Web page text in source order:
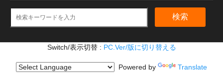
検索
Switch/表示切替 : PC.Ver/版に切り替える
Powered by Translate